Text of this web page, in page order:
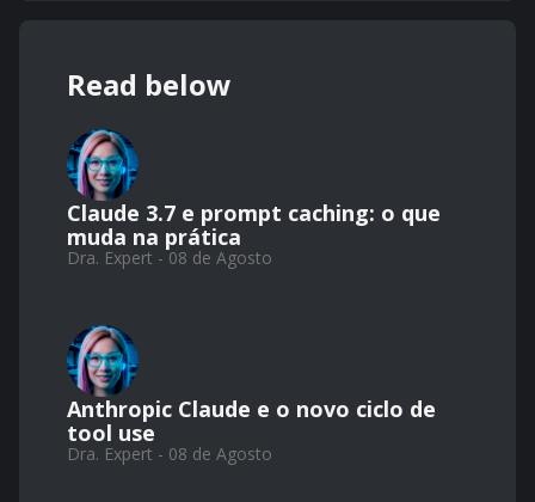
Read below
Claude 3.7 e prompt caching: o que
muda na prática
Dra. Expert - 08 de Agosto
Anthropic Claude e o novo ciclo de
tool use
Dra. Expert - 08 de Agosto